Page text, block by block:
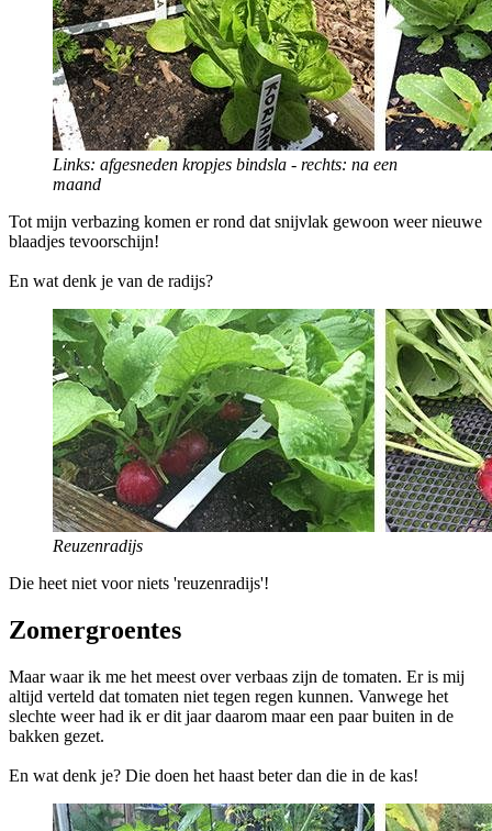
Links: afgesneden kropjes bindsla - rechts: na een
maand
Tot mijn verbazing komen er rond dat snijvlak gewoon weer nieuwe
blaadjes tevoorschijn!
En wat denk je van de radijs?
Reuzenradijs
Die heet niet voor niets 'reuzenradijs'!
Zomergroentes
Maar waar ik me het meest over verbaas zijn de tomaten. Er is mij
altijd verteld dat tomaten niet tegen regen kunnen. Vanwege het
slechte weer had ik er dit jaar daarom maar een paar buiten in de
bakken gezet.
En wat denk je? Die doen het haast beter dan die in de kas!